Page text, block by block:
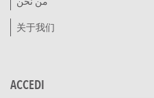
关于我们
ACCEDI